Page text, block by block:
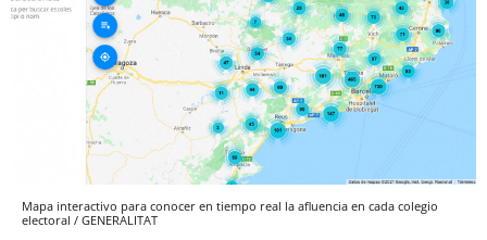
Mapa interactivo para conocer en tiempo real la afluencia en cada colegio
electoral / GENERALITAT